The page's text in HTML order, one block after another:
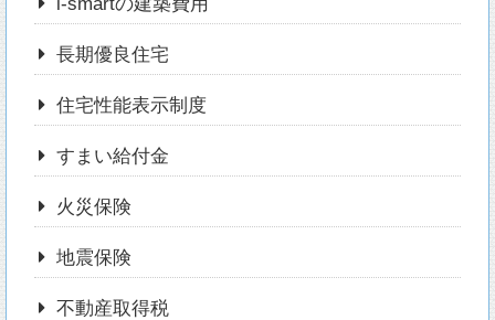
長期優良住宅
住宅性能表示制度
すまい給付金
火災保険
地震保険
不動産取得税